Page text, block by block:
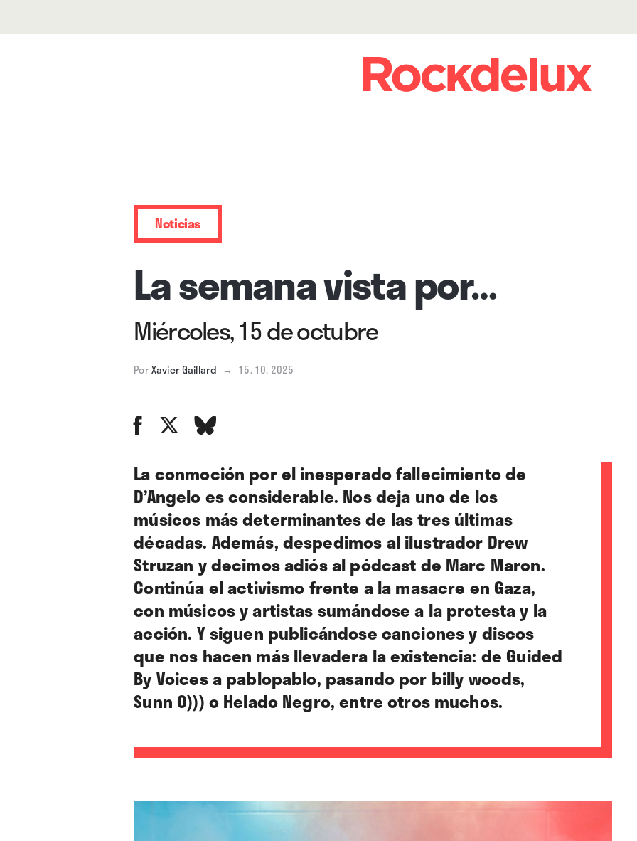
Noticias
La semana vista por…
Miércoles, 15 de octubre
PorXavier Gaillard → 15. 10. 2025
La conmoción por el inesperado fallecimiento de
D’Angelo es considerable. Nos deja uno de los
músicos más determinantes de las tres últimas
décadas. Además, despedimos al ilustrador Drew
Struzan y decimos adiós al pódcast de Marc Maron.
Continúa el activismo frente a la masacre en Gaza,
con músicos y artistas sumándose a la protesta y la
acción. Y siguen publicándose canciones y discos
que nos hacen más llevadera la existencia: de Guided
By Voices a pablopablo, pasando por billy woods,
Sunn O))) o Helado Negro, entre otros muchos.